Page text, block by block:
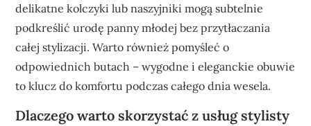
delikatne kolczyki lub naszyjniki mogą subtelnie
podkreślić urodę panny młodej bez przytłaczania
całej stylizacji. Warto również pomyśleć o
odpowiednich butach – wygodne i eleganckie obuwie
to klucz do komfortu podczas całego dnia wesela.
Dlaczego warto skorzystać z usług stylisty